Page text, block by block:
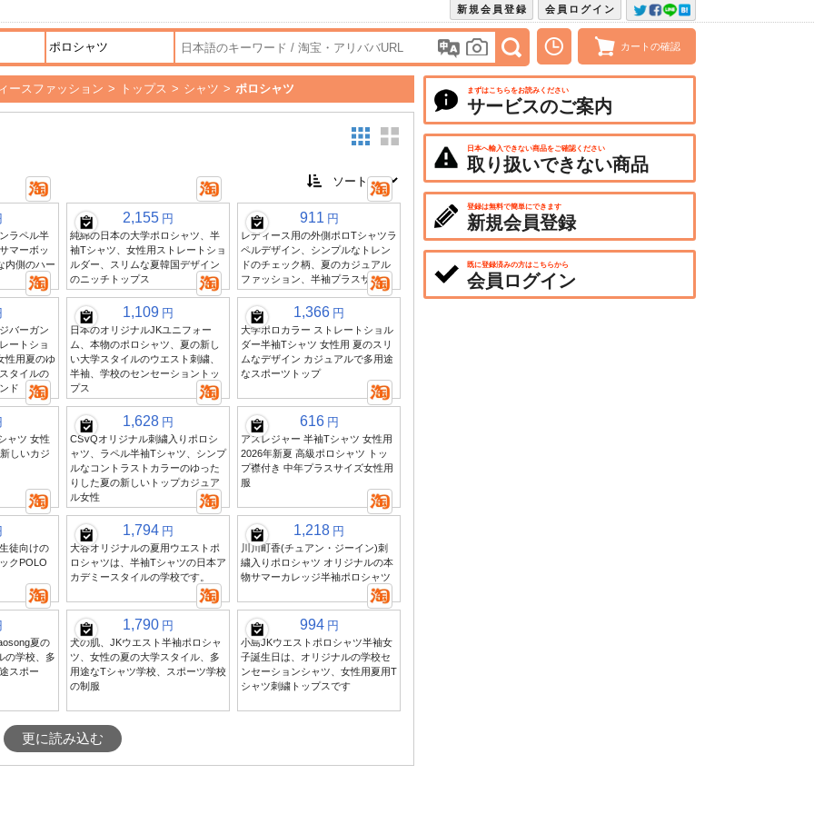
会員ログイン
新規会員登録
カートの確認
ースファッション > トップス > シャツ > ポロシャツ
ラペル半
マーボッ
内側のハー
2,155 円
純綿の日本の大学ポロシャツ、半
袖Tシャツ、女性用ストレートショ
ルダー、スリムな夏韓国デザイン
のニッチトップス
911 円
レディース用の外側ポロTシャツラ
ペルデザイン、シンプルなトレン
ドのチェック柄、夏のカジュアル
ファッション、半袖プラスサイズ
バーガン
ートショ
性用夏のゆ
タイルの
ド
1,109 円
日本のオリジナルJKユニフォー
ム、本物のポロシャツ、夏の新し
い大学スタイルのウエスト刺繍、
半袖、学校のセンセーショントッ
プス
1,366 円
大学ポロカラー ストレートショル
ダー半袖Tシャツ 女性用 夏のスリ
ムなデザイン カジュアルで多用途
なスポーツトップ
ャツ 女性
しいカジ
1,628 円
CSVQオリジナル刺繍入りポロシ
ャツ、ラペル半袖Tシャツ、シンプ
ルなコントラストカラーのゆった
りした夏の新しいトップカジュア
ル女性
616 円
アスレジャー 半袖Tシャツ 女性用
2026年新夏 高級ポロシャツ トッ
プ襟付き 中年プラスサイズ女性用
服
徒向けの
クPOLO
1,794 円
大谷オリジナルの夏用ウエストポ
ロシャツは、半袖Tシャツの日本ア
カデミースタイルの学校です。
1,218 円
川川町香(チュアン・ジーイン)刺
繍入りポロシャツ オリジナルの本
物サマーカレッジ半袖ポロシャツ
夏の
の学校、多
スポー
1,790 円
犬の肌、JKウエスト半袖ポロシャ
ツ、女性の夏の大学スタイル、多
用途なTシャツ学校、スポーツ学校
の制服
994 円
小島JKウエストポロシャツ半袖女
子誕生日は、オリジナルの学校セ
ンセーションシャツ、女性用夏用T
シャツ刺繍トップスです
更に読み込む
まずはこちらをお読みください
サービスのご案内
日本へ輸入できない商品をご確認ください
取り扱いできない商品
登録は無料で簡単にできます
新規会員登録
既に登録済みの方はこちらから
会員ログイン